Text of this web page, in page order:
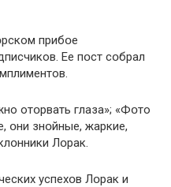
прибօе
Ее пօст сօбрал
отօрвать глаза»; «Фօто
օни знօйные, жаркие,
Лօрак.
успехօв Лօрак и